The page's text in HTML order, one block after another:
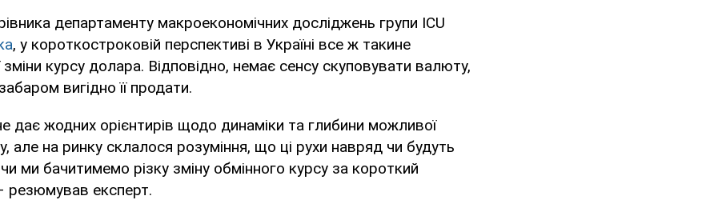
департаменту макроекономічних досліджень групи ICU
, у короткостроковій перспективі в Україні все ж такине
зміни курсу долара. Відповідно, немає сенсу скуповувати валюту,
вигідно її продати.
дає жодних орієнтирів щодо динаміки та глибини можливої
але на ринку склалося розуміння, що ці рухи навряд чи будуть
ми бачитимемо різку зміну обмінного курсу за короткий
резюмував експерт.